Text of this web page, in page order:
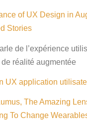
简体中文
日本語
Español
of UX Design in
Stories
de l’expérience
réalité augmentée
UX application
The Amazing
To Change